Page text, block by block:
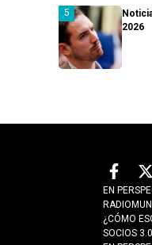
2026
EN
¿CÓMO
SOCIOS 3.0